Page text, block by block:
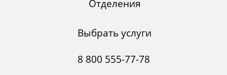
Отделения
Выбрать услуги
8 800 555-77-78